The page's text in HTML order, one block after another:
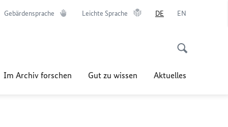
Gebärdensprache Leichte Sprache DE EN
Im Archiv forschen Gut zu wissen Aktuelles